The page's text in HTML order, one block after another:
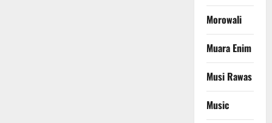
Morowali
Muara Enim
Musi Rawas
Music